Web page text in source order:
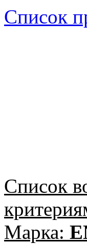
Список
Список
Марка: